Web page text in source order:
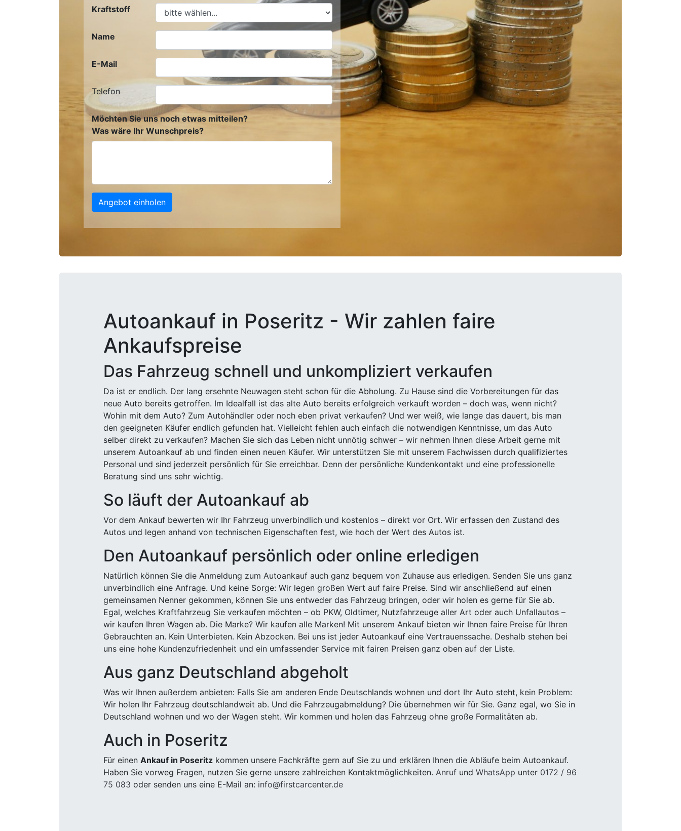
Kraftstoff
Name
E-Mail
Telefon
Möchten Sie uns noch etwas mitteilen?
Was wäre Ihr Wunschpreis?
Angebot einholen
Autoankauf in Poseritz - Wir zahlen faire
Ankaufspreise
Das Fahrzeug schnell und unkompliziert verkaufen
Da ist er endlich. Der lang ersehnte Neuwagen steht schon für die Abholung. Zu Hause sind die Vorbereitungen für das
neue Auto bereits getroffen. Im Idealfall ist das alte Auto bereits erfolgreich verkauft worden – doch was, wenn nicht?
Wohin mit dem Auto? Zum Autohändler oder noch eben privat verkaufen? Und wer weiß, wie lange das dauert, bis man
den geeigneten Käufer endlich gefunden hat. Vielleicht fehlen auch einfach die notwendigen Kenntnisse, um das Auto
selber direkt zu verkaufen? Machen Sie sich das Leben nicht unnötig schwer – wir nehmen Ihnen diese Arbeit gerne mit
unserem Autoankauf ab und finden einen neuen Käufer. Wir unterstützen Sie mit unserem Fachwissen durch qualifiziertes
Personal und sind jederzeit persönlich für Sie erreichbar. Denn der persönliche Kundenkontakt und eine professionelle
Beratung sind uns sehr wichtig.
So läuft der Autoankauf ab
Vor dem Ankauf bewerten wir Ihr Fahrzeug unverbindlich und kostenlos – direkt vor Ort. Wir erfassen den Zustand des
Autos und legen anhand von technischen Eigenschaften fest, wie hoch der Wert des Autos ist.
Den Autoankauf persönlich oder online erledigen
Natürlich können Sie die Anmeldung zum Autoankauf auch ganz bequem von Zuhause aus erledigen. Senden Sie uns ganz
unverbindlich eine Anfrage. Und keine Sorge: Wir legen großen Wert auf faire Preise. Sind wir anschließend auf einen
gemeinsamen Nenner gekommen, können Sie uns entweder das Fahrzeug bringen, oder wir holen es gerne für Sie ab.
Egal, welches Kraftfahrzeug Sie verkaufen möchten – ob PKW, Oldtimer, Nutzfahrzeuge aller Art oder auch Unfallautos –
wir kaufen Ihren Wagen ab. Die Marke? Wir kaufen alle Marken! Mit unserem Ankauf bieten wir Ihnen faire Preise für Ihren
Gebrauchten an. Kein Unterbieten. Kein Abzocken. Bei uns ist jeder Autoankauf eine Vertrauenssache. Deshalb stehen bei
uns eine hohe Kundenzufriedenheit und ein umfassender Service mit fairen Preisen ganz oben auf der Liste.
Aus ganz Deutschland abgeholt
Was wir Ihnen außerdem anbieten: Falls Sie am anderen Ende Deutschlands wohnen und dort Ihr Auto steht, kein Problem:
Wir holen Ihr Fahrzeug deutschlandweit ab. Und die Fahrzeugabmeldung? Die übernehmen wir für Sie. Ganz egal, wo Sie in
Deutschland wohnen und wo der Wagen steht. Wir kommen und holen das Fahrzeug ohne große Formalitäten ab.
Auch in Poseritz
Für einen Ankauf in Poseritz kommen unsere Fachkräfte gern auf Sie zu und erklären Ihnen die Abläufe beim Autoankauf.
Haben Sie vorweg Fragen, nutzen Sie gerne unsere zahlreichen Kontaktmöglichkeiten. Anruf und WhatsApp unter 0172 / 96
75 083 oder senden uns eine E-Mail an: info@firstcarcenter.de